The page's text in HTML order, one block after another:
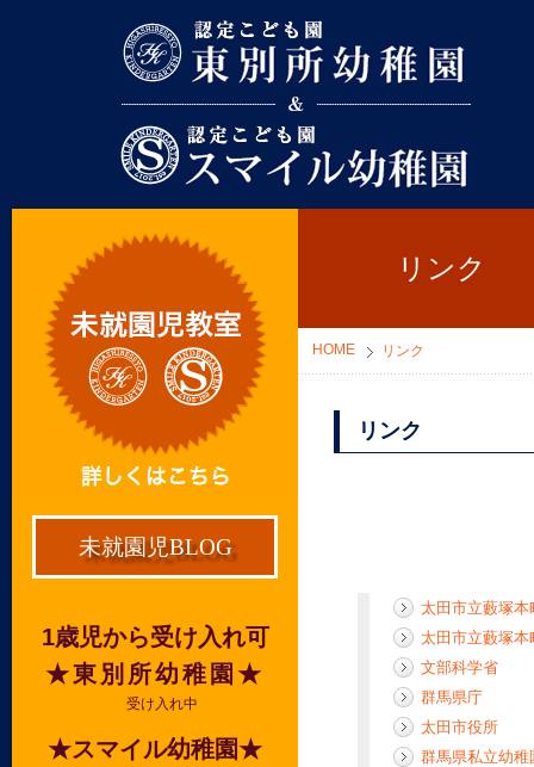
リンク
HOME リンク
リンク
太田市立藪塚本
太田市立藪塚本
文部科学省
群馬県庁
太田市役所
群馬県私立幼稚
未就園児BLOG
1歳児から受け入れ可
★東別所幼稚園★
受け入れ中
★スマイル幼稚園★